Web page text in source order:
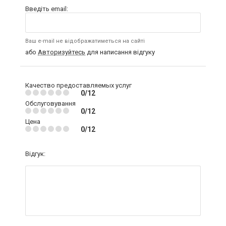
Введіть email:
Ваш e-mail не відображатиметься на сайті
або Авторизуйтесь для написання відгуку
Качество предоставляемых услуг
0/12
Обслуговування
0/12
Цена
0/12
Відгук: